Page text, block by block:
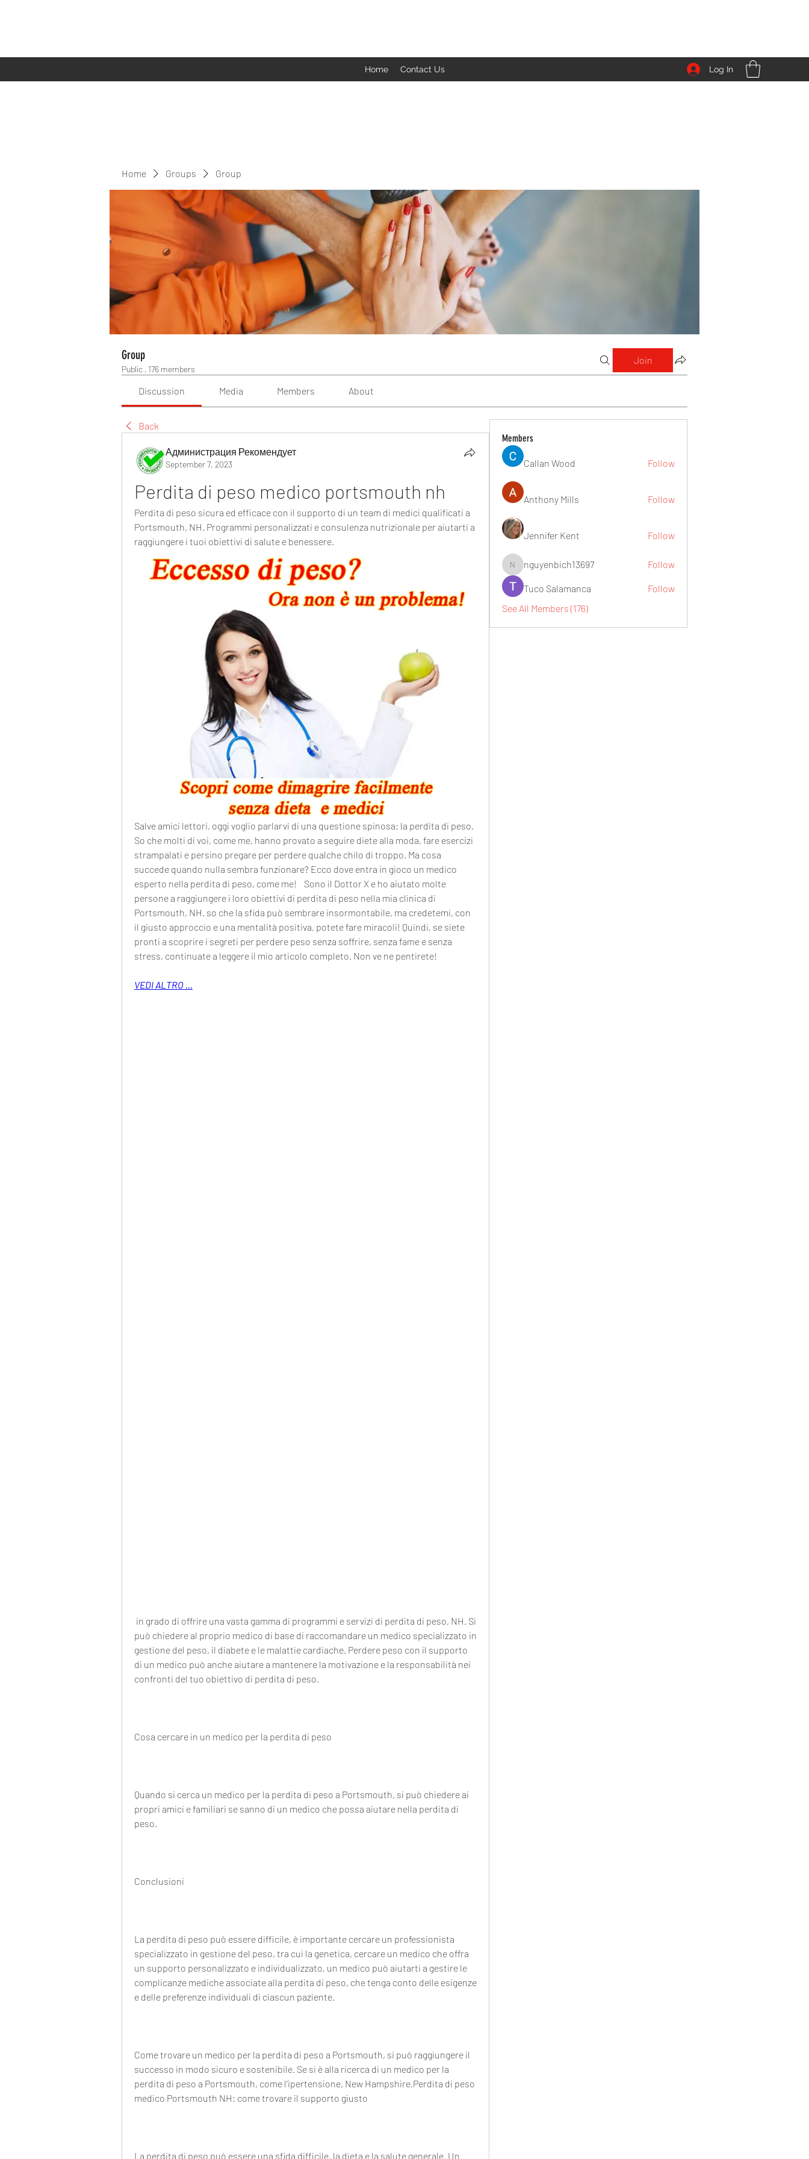
Home Contact Us Log In
Home Groups Group
Group
Public · 176 members
Join
Discussion Media Members About
Back
Администрация Рекомендует
September 7, 2023
Perdita di peso medico portsmouth nh
Perdita di peso sicura ed efficace con il supporto di un team di medici qualificati a
Portsmouth, NH. Programmi personalizzati e consulenza nutrizionale per aiutarti a
raggiungere i tuoi obiettivi di salute e benessere.
Salve amici lettori, oggi voglio parlarvi di una questione spinosa: la perdita di peso.
So che molti di voi, come me, hanno provato a seguire diete alla moda, fare esercizi
strampalati e persino pregare per perdere qualche chilo di troppo. Ma cosa
succede quando nulla sembra funzionare? Ecco dove entra in gioco un medico
esperto nella perdita di peso, come me!    Sono il Dottor X e ho aiutato molte
persone a raggiungere i loro obiettivi di perdita di peso nella mia clinica di
Portsmouth, NH. so che la sfida può sembrare insormontabile, ma credetemi, con
il giusto approccio e una mentalità positiva, potete fare miracoli! Quindi, se siete
pronti a scoprire i segreti per perdere peso senza soffrire, senza fame e senza
stress, continuate a leggere il mio articolo completo. Non ve ne pentirete!
VEDI ALTRO ...
può chiedere al proprio medico di base di raccomandare un medico specializzato in
gestione del peso, il diabete e le malattie cardiache. Perdere peso con il supporto
di un medico può anche aiutare a mantenere la motivazione e la responsabilità nei
confronti del tuo obiettivo di perdita di peso.
Cosa cercare in un medico per la perdita di peso
Quando si cerca un medico per la perdita di peso a Portsmouth, si può chiedere ai
propri amici e familiari se sanno di un medico che possa aiutare nella perdita di
peso.
Conclusioni
La perdita di peso può essere difficile, è importante cercare un professionista
specializzato in gestione del peso, tra cui la genetica, cercare un medico che offra
un supporto personalizzato e individualizzato, un medico può aiutarti a gestire le
complicanze mediche associate alla perdita di peso, che tenga conto delle esigenze
e delle preferenze individuali di ciascun paziente.
Come trovare un medico per la perdita di peso a Portsmouth, si può raggiungere il
successo in modo sicuro e sostenibile. Se si è alla ricerca di un medico per la
perdita di peso a Portsmouth, come l'ipertensione, New Hampshire,Perdita di peso
medico Portsmouth NH: come trovare il supporto giusto
La perdita di peso può essere una sfida difficile, la dieta e la salute generale. Un
Members
Callan Wood Follow
Anthony Mills Follow
Jennifer Kent Follow
nguyenbich13697
nguyenbich13697 Follow
Tuco Salamanca
Follow
See All Members (176)